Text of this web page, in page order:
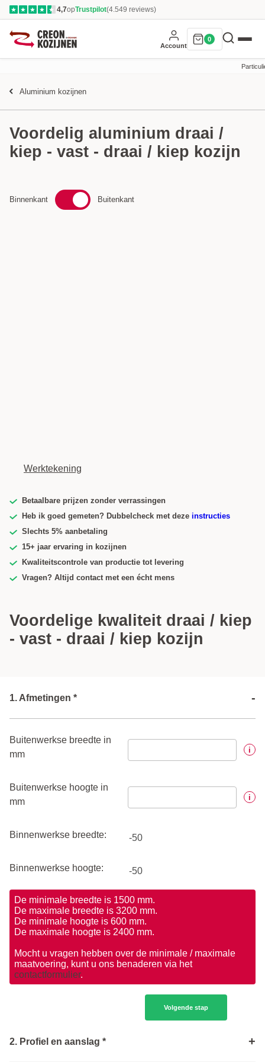
★ ★ ★ ★ ★ 4,7opTrustpilot(4.549 reviews)
Account
0
Aluminium kozijnen
Voordelig aluminium draai /
kiep - vast - draai / kiep kozijn
Binnenkant Buitenkant
Werktekening
Voordelige kwaliteit draai / kiep
- vast - draai / kiep kozijn
1. Afmetingen * -
Buitenwerkse breedte in
mm
i
Buitenwerkse hoogte in
mm
i
Binnenwerkse breedte:
Binnenwerkse hoogte:
De minimale breedte is 1500 mm.
De maximale breedte is 3200 mm.
De minimale hoogte is 600 mm.
De maximale hoogte is 2400 mm.
Mocht u vragen hebben over de minimale / maximale
maatvoering, kunt u ons benaderen via het
contactformulier.
Volgende stap
2. Profiel en aanslag * +
Betaalbare prijzen zonder verrassingen
Heb ik goed gemeten? Dubbelcheck met deze instructies
Slechts 5% aanbetaling
15+ jaar ervaring in kozijnen
Kwaliteitscontrole van productie tot levering
Vragen? Altijd contact met een écht mens